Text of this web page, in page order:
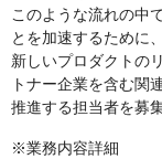
このような流れの中
とを加速するために、
新しいプロダクトの
トナー企業を含む関
推進する担当者を募
※業務内容詳細